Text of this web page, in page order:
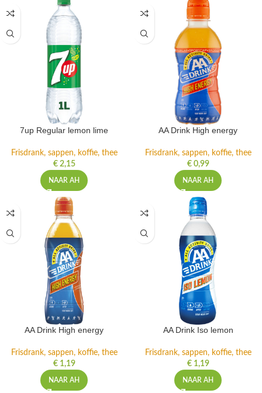
7up Regular lemon lime
Frisdrank, sappen, koffie, thee
€2,15
NAAR AH
AA Drink High energy
Frisdrank, sappen, koffie, thee
€0,99
NAAR AH
AA Drink High energy
Frisdrank, sappen, koffie, thee
€1,19
NAAR AH
AA Drink Iso lemon
Frisdrank, sappen, koffie, thee
€1,19
NAAR AH